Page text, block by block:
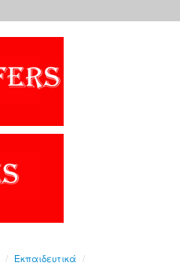
/ Εκπαιδευτικά /